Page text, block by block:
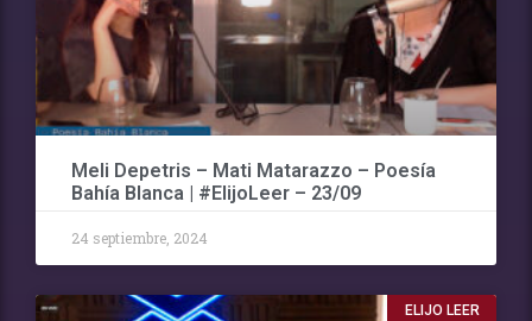
Meli Depetris – Mati Matarazzo – Poesía
Bahía Blanca | #ElijoLeer – 23/09
24 septiembre, 2024
ELIJO LEER